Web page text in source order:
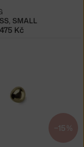
SMALL
475 Kč
−15 %